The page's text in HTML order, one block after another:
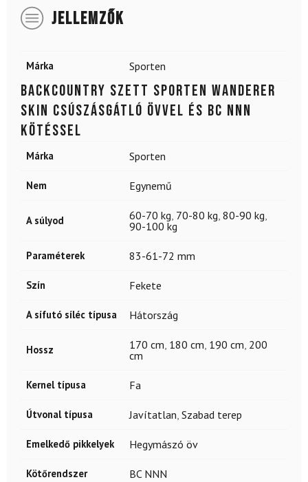
JELLEMZŐK
Márka Sporten
Backcountry szett SPORTEN Wanderer
SKIN csúszásgátló övvel és BC NNN
kötéssel
Márka Sporten
Nem Egynemű
A súlyod 60-70 kg, 70-80 kg, 80-90 kg,
90-100 kg
Paraméterek 83-61-72 mm
Szín Fekete
A sífutó síléc típusa Hátország
Hossz 170 cm, 180 cm, 190 cm, 200
cm
Kernel típusa Fa
Útvonal típusa Javítatlan, Szabad terep
Emelkedő pikkelyek Hegymászó öv
Kötőrendszer BC NNN